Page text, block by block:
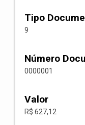
Tipo
9
Número
0000001
Valor
R$ 627,12